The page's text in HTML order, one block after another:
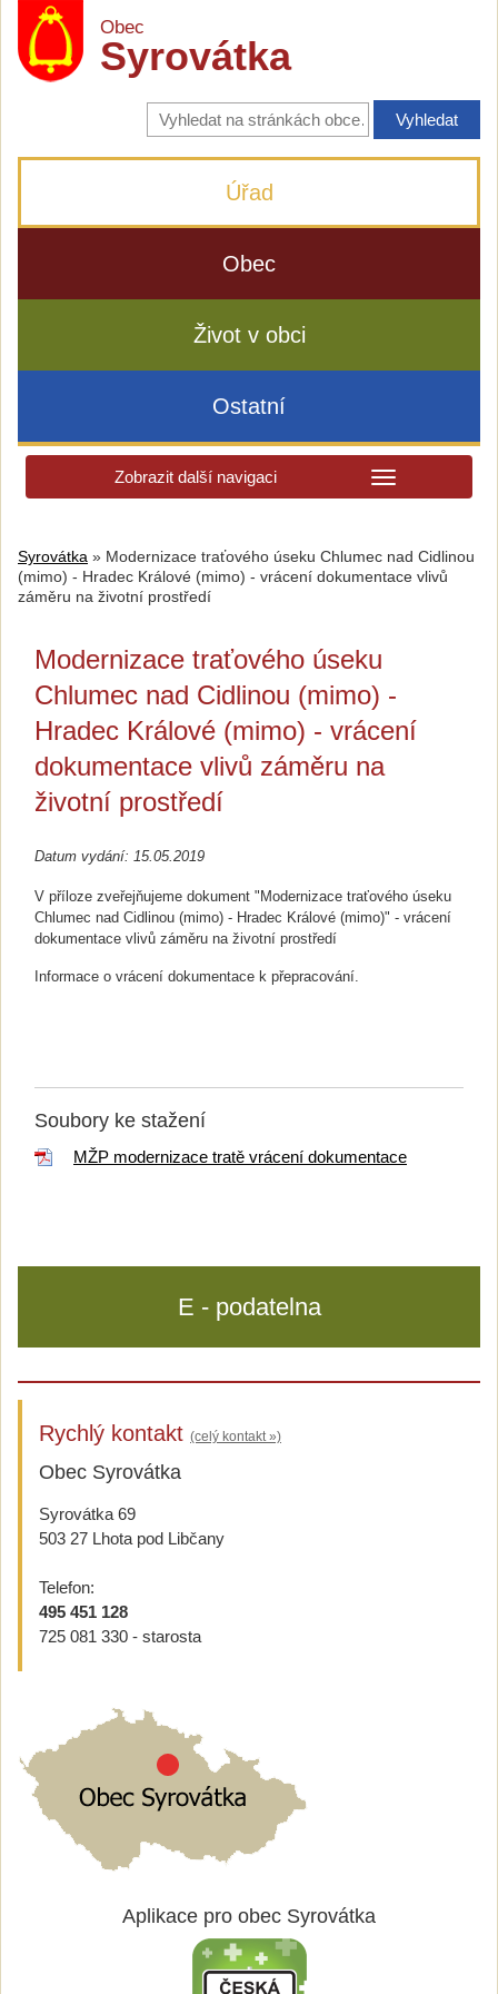
Obec
Syrovátka
Vyhledávání
na
stránkách
Úřad
Obec
Život v obci
Ostatní
Zobrazit další navigaci
Syrovátka » Modernizace traťového úseku Chlumec nad Cidlinou
(mimo) - Hradec Králové (mimo) - vrácení dokumentace vlivů
záměru na životní prostředí
Modernizace traťového úseku
Chlumec nad Cidlinou (mimo) -
Hradec Králové (mimo) - vrácení
dokumentace vlivů záměru na
životní prostředí
Datum vydání: 15.05.2019
V příloze zveřejňujeme dokument "Modernizace traťového úseku
Chlumec nad Cidlinou (mimo) - Hradec Králové (mimo)" - vrácení
dokumentace vlivů záměru na životní prostředí
Informace o vrácení dokumentace k přepracování.
Soubory ke stažení
MŽP modernizace tratě vrácení dokumentace
E - podatelna
Rychlý kontakt (celý kontakt »)
Obec Syrovátka
Syrovátka 69
503 27 Lhota pod Libčany
Telefon:
495 451 128
725 081 330 - starosta
Aplikace pro obec Syrovátka